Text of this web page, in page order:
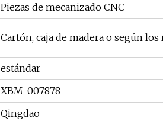
Piezas de mecanizado CNC
Cartón, caja de madera o según
estándar
XBM-007878
Qingdao